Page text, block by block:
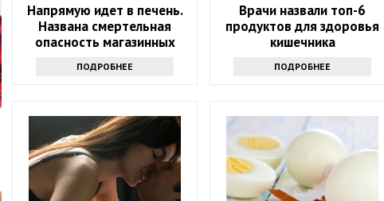
Напрямую идет в печень.
Названа смертельная
опасность магазинных
ПОДРОБНЕЕ
Врачи назвали топ-6
продуктов для здоровья
кишечника
ПОДРОБНЕЕ